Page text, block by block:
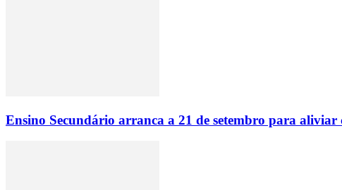
Ensino Secundário arranca a 21 de setembro para aliviar